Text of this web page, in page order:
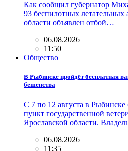
Как сообщил губернатор
93 беспилотных летательных
области объявлен отбой…
06.08.2026
11:50
Общество
В Рыбинске пройдёт бесплатная
бешенства
С 7 по 12 августа в Рыбинске
пункт государственной
Ярославской области.
06.08.2026
11:35